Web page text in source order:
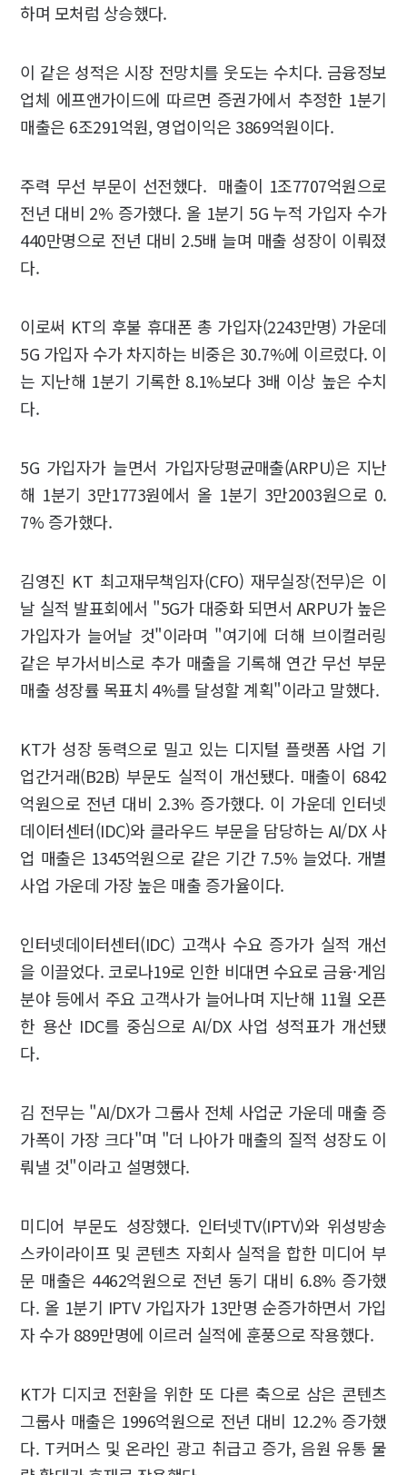
하며 모처럼 상승했다.
이 같은 성적은 시장 전망치를 웃도는 수치다. 금융정보
업체 에프앤가이드에 따르면 증권가에서 추정한 1분기
매출은 6조291억원, 영업이익은 3869억원이다.
주력 무선 부문이 선전했다. 매출이 1조7707억원으로
전년 대비 2% 증가했다. 올 1분기 5G 누적 가입자 수가
440만명으로 전년 대비 2.5배 늘며 매출 성장이 이뤄졌
다.
이로써 KT의 후불 휴대폰 총 가입자(2243만명) 가운데
5G 가입자 수가 차지하는 비중은 30.7%에 이르렀다. 이
는 지난해 1분기 기록한 8.1%보다 3배 이상 높은 수치
다.
5G 가입자가 늘면서 가입자당평균매출(ARPU)은 지난
해 1분기 3만1773원에서 올 1분기 3만2003원으로 0.
7% 증가했다.
김영진 KT 최고재무책임자(CFO) 재무실장(전무)은 이
날 실적 발표회에서 "5G가 대중화 되면서 ARPU가 높은
가입자가 늘어날 것"이라며 "여기에 더해 브이컬러링
같은 부가서비스로 추가 매출을 기록해 연간 무선 부문
매출 성장률 목표치 4%를 달성할 계획"이라고 말했다.
KT가 성장 동력으로 밀고 있는 디지털 플랫폼 사업 기
업간거래(B2B) 부문도 실적이 개선됐다. 매출이 6842
억원으로 전년 대비 2.3% 증가했다. 이 가운데 인터넷
데이터센터(IDC)와 클라우드 부문을 담당하는 AI/DX 사
업 매출은 1345억원으로 같은 기간 7.5% 늘었다. 개별
사업 가운데 가장 높은 매출 증가율이다.
인터넷데이터센터(IDC) 고객사 수요 증가가 실적 개선
을 이끌었다. 코로나19로 인한 비대면 수요로 금융·게임
분야 등에서 주요 고객사가 늘어나며 지난해 11월 오픈
한 용산 IDC를 중심으로 AI/DX 사업 성적표가 개선됐
다.
김 전무는 "AI/DX가 그룹사 전체 사업군 가운데 매출 증
가폭이 가장 크다"며 "더 나아가 매출의 질적 성장도 이
뤄낼 것"이라고 설명했다.
미디어 부문도 성장했다. 인터넷TV(IPTV)와 위성방송
스카이라이프 및 콘텐츠 자회사 실적을 합한 미디어 부
문 매출은 4462억원으로 전년 동기 대비 6.8% 증가했
다. 올 1분기 IPTV 가입자가 13만명 순증가하면서 가입
자 수가 889만명에 이르러 실적에 훈풍으로 작용했다.
KT가 디지코 전환을 위한 또 다른 축으로 삼은 콘텐츠
그룹사 매출은 1996억원으로 전년 대비 12.2% 증가했
다. T커머스 및 온라인 광고 취급고 증가, 음원 유통 물